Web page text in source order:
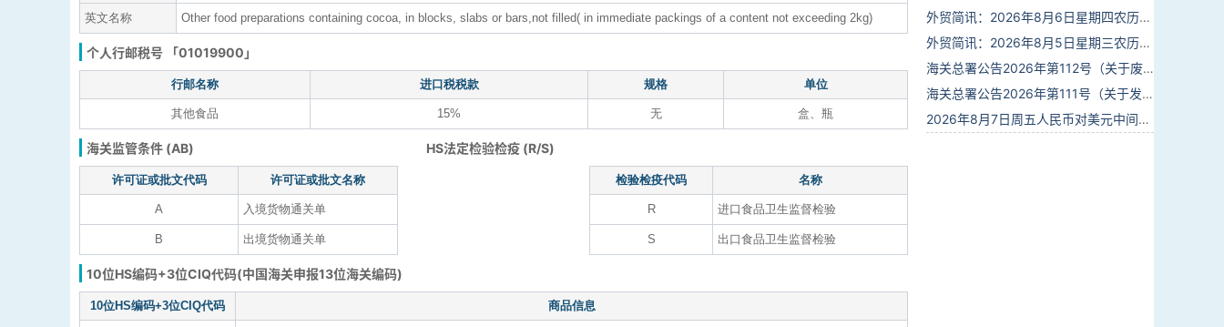
英文名称 Other food preparations containing cocoa, in blocks, slabs or bars,not filled( in immediate packings of a content not exceeding 2kg)
个人行邮税号 「01019900」
行邮名称 进口税税款 规格 单位
其他食品 15% 无 盒、瓶
海关监管条件 (AB) HS法定检验检疫 (R/S)
许可证或批文代码 许可证或批文名称
A 入境货物通关单
B 出境货物通关单
检验检疫代码 名称
R 进口食品卫生监督检验
S 出口食品卫生监督检验
10位HS编码+3位CIQ代码(中国海关申报13位海关编码)
10位HS编码+3位CIQ代码 商品信息
外贸简讯：2026年8月6日星期四农历六月廿四
外贸简讯：2026年8月5日星期三农历六月廿三
海关总署公告2026年第112号（关于废止部分卫生检疫类规范性文件的公告）
海关总署公告2026年第111号（关于发布《进出境动植物检疫处理监督管理工作规定》《进出境卫生处理监督管理工作规定》的公告）
2026年8月7日周五人民币对美元中间价报6.7904调贬9个基点